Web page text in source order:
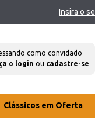
Insira o
como convidado
o login ou cadastre-se
Clássicos em Oferta